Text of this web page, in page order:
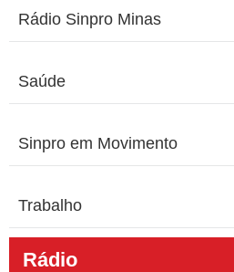
Rádio Sinpro Minas
Saúde
Sinpro em Movimento
Trabalho
Rádio